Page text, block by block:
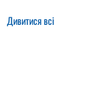
Дивитися всі